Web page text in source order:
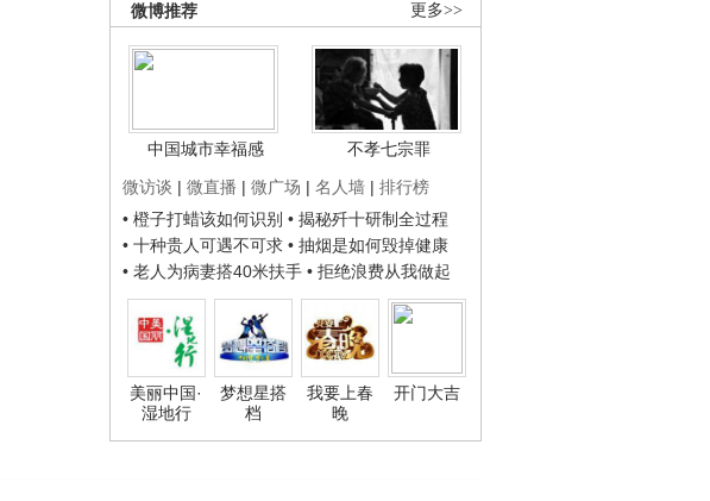
更多>>
微博推荐
中国城市幸福感
不孝七宗罪
微访谈 | 微直播 | 微广场 | 名人墙 | 排行榜
• 橙子打蜡该如何识别 • 揭秘歼十研制全过程
• 十种贵人可遇不可求 • 抽烟是如何毁掉健康
• 老人为病妻搭40米扶手 • 拒绝浪费从我做起
美丽中国·
湿地行
梦想星搭
档
我要上春
晚
开门大吉